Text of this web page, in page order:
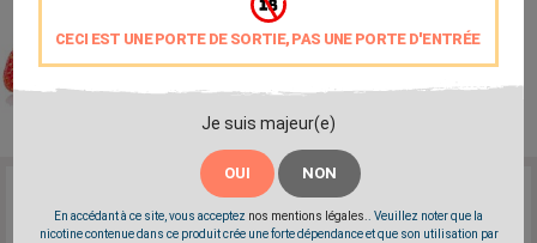
CECI EST UNE PORTE DE SORTIE, PAS UNE PORTE D'ENTRÉE
Je suis majeur(e)
OUI NON
En accédant à ce site, vous acceptez nos mentions légales.
. Veuillez noter que la
nicotine contenue dans ce produit crée une forte dépendance et que son utilisation par
Marque: Arômes et Liquides - A&L